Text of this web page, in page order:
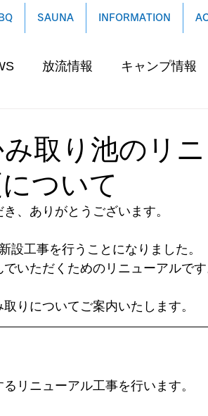
SAUNA INFORMATION
放流情報 キャンプ情報
み取り池のリ
ついて
、ありがとうございます。
設工事を行うことになりました。
いただくためのリニューアルです
りについてご案内いたします。
リニューアル工事を行います。